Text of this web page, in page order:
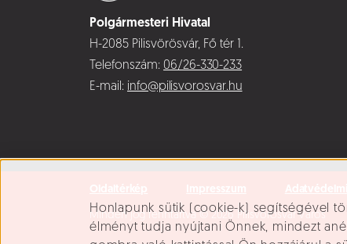
Süti beállítások
Honlapunk sütik (cookie-k) segítségével
élményt tudja nyújtani Önnek, mindezt
Polgármesteri Hivatal
H-2085 Pilisvörösvár, Fő tér 1.
Telefonszám: 06/26-330-233
E-mail: info@pilisvorosvar.hu
Minden jog fenntartva © 2026 Pilisvörösvár Város